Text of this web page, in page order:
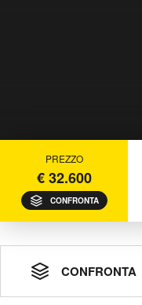
PREZZO
€ 32.600
CONFRONTA
CONFRONTA